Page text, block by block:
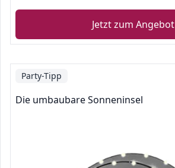
Jetzt zum Angebot
Party-Tipp
Die umbaubare Sonneninsel